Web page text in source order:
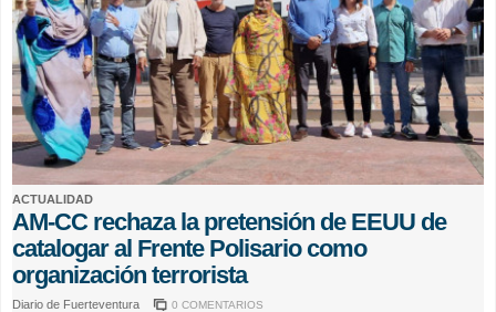
ACTUALIDAD
AM-CC rechaza la pretensión de EEUU de
catalogar al Frente Polisario como
organización terrorista
Diario de Fuerteventura 0 COMENTARIOS